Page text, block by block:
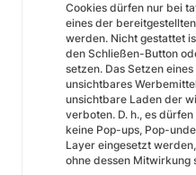
Cookies dürfen nur bei
eines der
werden. Nicht gestattet
den Schließen-Button
setzen. Das Setzen
unsichtbares
unsichtbare Laden der
verboten. D. h., es
keine Pop-ups, Pop-
Layer eingesetzt
ohne dessen Mitwirkung